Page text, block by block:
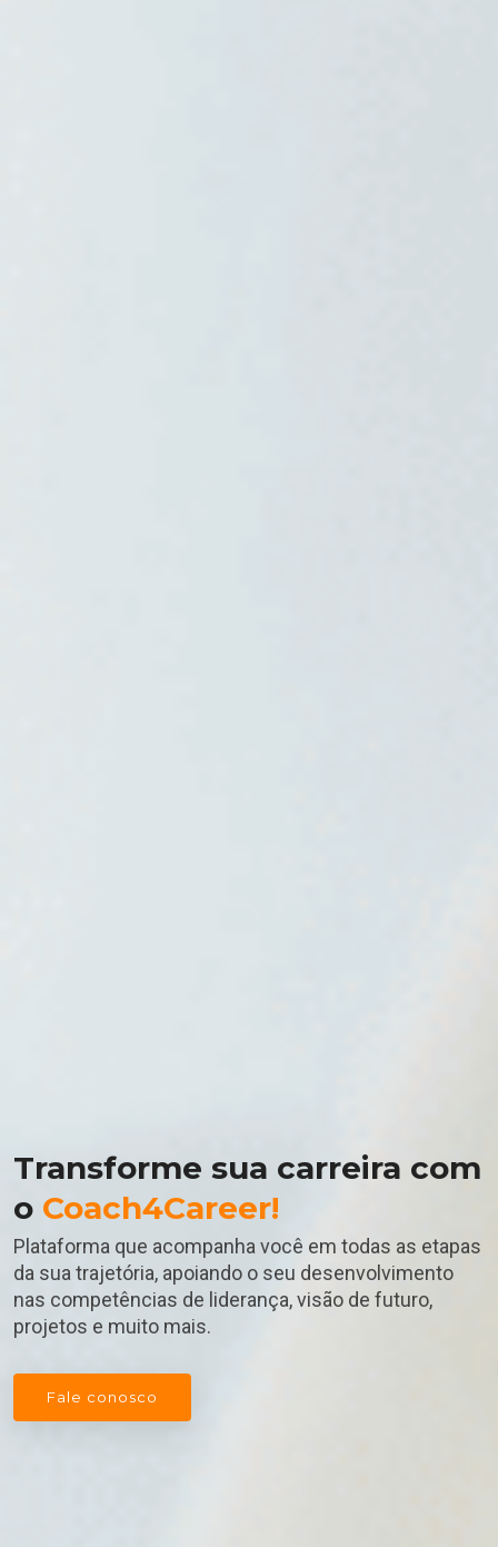
Transforme sua carreira com
o Coach4Career!
Plataforma que acompanha você em todas as etapas
da sua trajetória, apoiando o seu desenvolvimento
nas competências de liderança, visão de futuro,
projetos e muito mais.
Fale conosco